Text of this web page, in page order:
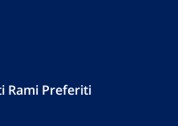
Rami Preferiti